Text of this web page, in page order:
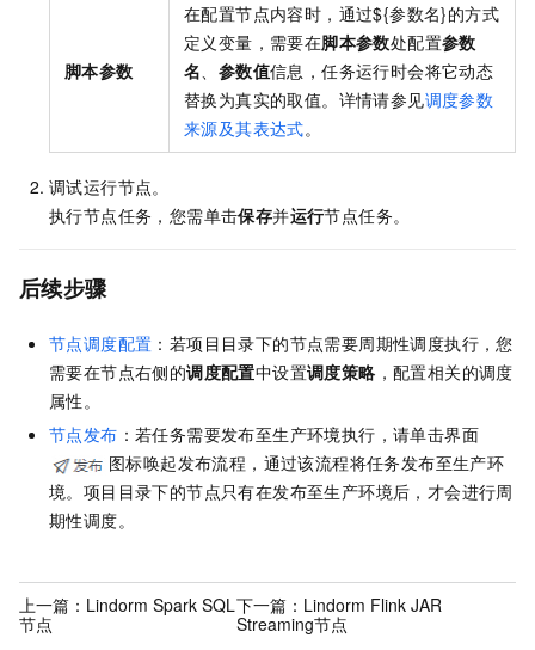
脚本参数
在配置节点内容时，通过${参数名}的方式
定义变量，需要在脚本参数处配置参数
名、 参数值信息，任务运行时会将它动态
替换为真实的取值。详情请参见调度参数
来源及其表达式。
调试运行节点。
执行节点任务，您需单击保存并运行节点任务。
后续步骤
节点调度配置 ：若项目目录下的节点需要周期性调度执行，您
需要在节点右侧的调度配置中设置调度策略 ，配置相关的调度
属性。
节点发布 ：若任务需要发布至生产环境执行，请单击界面
图标唤起发布流程，通过该流程将任务发布至生产环
境。项目目录下的节点只有在发布至生产环境后，才会进行周
期性调度。
上一篇： Lindorm Spark SQL
节点
下一篇： Lindorm Flink JAR
Streaming节点